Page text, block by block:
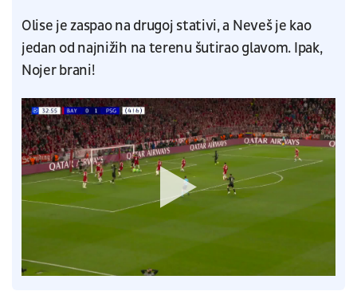
Olise je zaspao na drugoj stativi, a Neveš je kao
jedan od najnižih na terenu šutirao glavom. Ipak,
Nojer brani!